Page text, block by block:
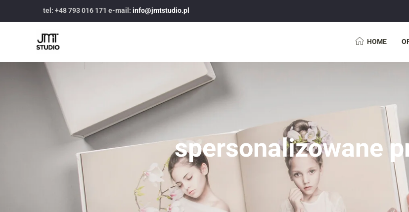
tel: +48 793 016 171 e-mail: info@jmtstudio.pl
HOME
spersonalizowane